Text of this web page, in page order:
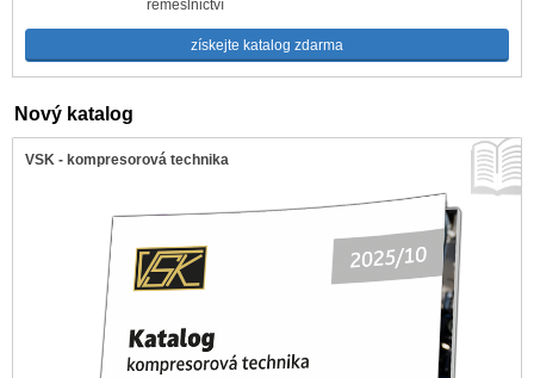
získejte katalog zdarma
Nový katalog
VSK - kompresorová technika